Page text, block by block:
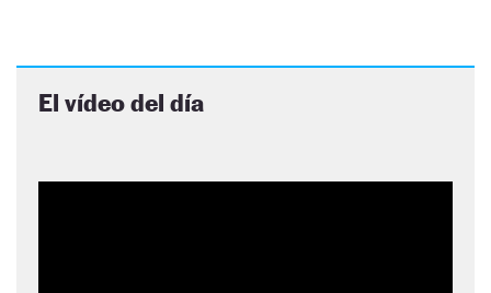
El vídeo del día